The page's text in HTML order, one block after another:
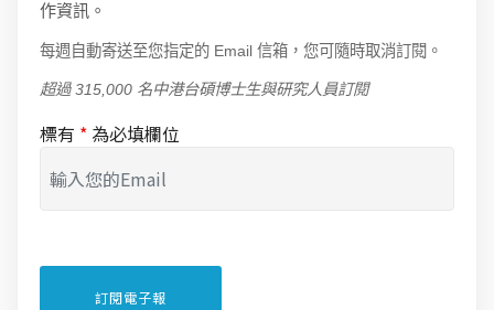
作資訊。
每週自動寄送至您指定的 Email 信箱，您可隨時取消訂閱。
超過 315,000 名中港台碩博士生與研究人員訂閱
標有 * 為必填欄位